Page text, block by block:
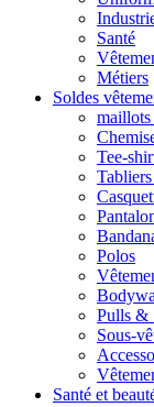
Santé
Métiers
Soldes
maillots
Tee-
Polos
Pulls &
Sous-
Santé et